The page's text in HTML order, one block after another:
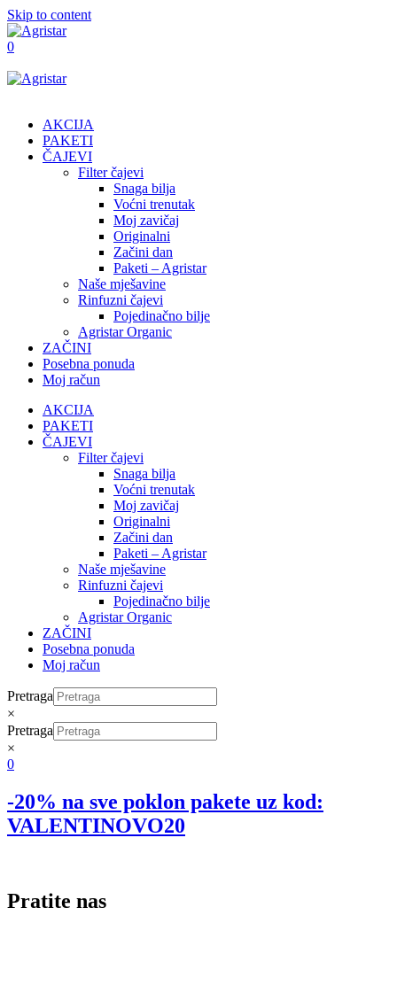
Skip to content
0
AKCIJA
PAKETI
ČAJEVI
Filter čajevi
Snaga bilja
Voćni trenutak
Moj zavičaj
Originalni
Začini dan
Paketi – Agristar
Naše mješavine
Rinfuzni čajevi
Pojedinačno bilje
Agristar Organic
ZAČINI
Posebna ponuda
Moj račun
AKCIJA
PAKETI
ČAJEVI
Filter čajevi
Snaga bilja
Voćni trenutak
Moj zavičaj
Originalni
Začini dan
Paketi – Agristar
Naše mješavine
Rinfuzni čajevi
Pojedinačno bilje
Agristar Organic
ZAČINI
Posebna ponuda
Moj račun
Pretraga
×
Pretraga
×
0
-20% na sve poklon pakete uz kod:
VALENTINOVO20
Pratite nas